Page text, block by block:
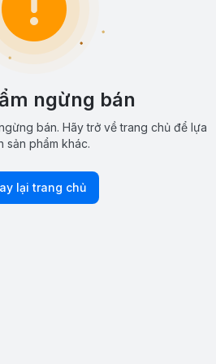
ngừng bán
bán. Hãy trở về trang chủ để lựa
sản phẩm khác.
lại trang chủ